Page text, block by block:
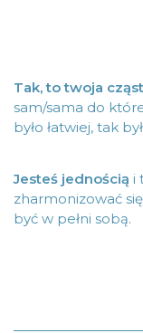
Tak, to twoja
sam/sama do
było łatwiej, tak
Jesteś jednością i
zharmonizować
być w pełni sobą.